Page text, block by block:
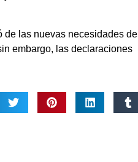
de las nuevas necesidades de
embargo, las declaraciones